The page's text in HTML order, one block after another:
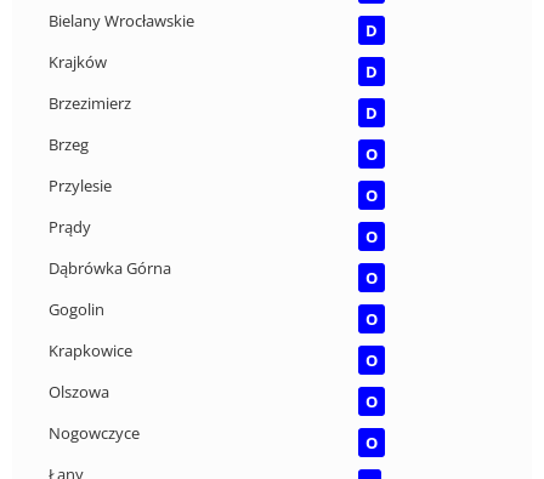
Bielany Wrocławskie
D
Krajków
D
Brzezimierz
D
Brzeg
O
Przylesie
O
Prądy
O
Dąbrówka Górna
O
Gogolin
O
Krapkowice
O
Olszowa
O
Nogowczyce
O
Łany